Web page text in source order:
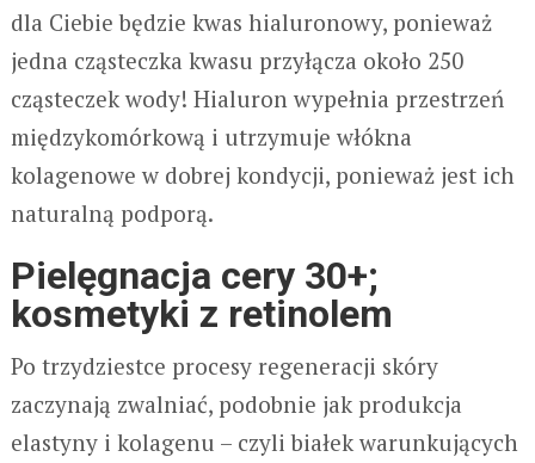
dla Ciebie będzie kwas hialuronowy, ponieważ
jedna cząsteczka kwasu przyłącza około 250
cząsteczek wody! Hialuron wypełnia przestrzeń
międzykomórkową i utrzymuje włókna
kolagenowe w dobrej kondycji, ponieważ jest ich
naturalną podporą.
Pielęgnacja cery 30+;
kosmetyki z retinolem
Po trzydziestce procesy regeneracji skóry
zaczynają zwalniać, podobnie jak produkcja
elastyny i kolagenu – czyli białek warunkujących